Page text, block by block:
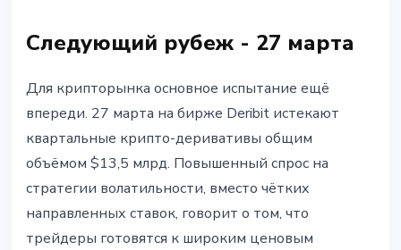
Следующий рубеж - 27 марта
Для крипторынка основное испытание ещё
впереди. 27 марта на бирже Deribit истекают
квартальные крипто-деривативы общим
объёмом $13,5 млрд. Повышенный спрос на
стратегии волатильности, вместо чётких
направленных ставок, говорит о том, что
трейдеры готовятся к широким ценовым